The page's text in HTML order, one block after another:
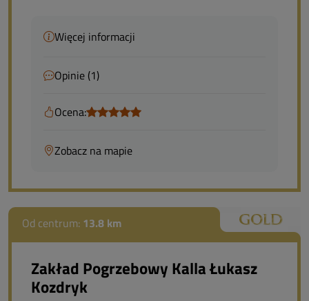
Więcej informacji
Opinie (1)
Ocena:
Zobacz na mapie
Od centrum: 13.8 km
Zakład Pogrzebowy Kalla Łukasz
Kozdryk